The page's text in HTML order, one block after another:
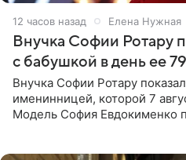
12 часов назад Елена Нужная
Внучка Софии Ротару
с бабушкой в день ее
Внучка Софии Ротару
именинницей, которой 7
Модель София Евдокименко